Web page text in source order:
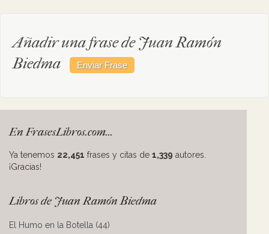
Añadir una frase de Juan Ramón
Biedma
En FrasesLibros.com...
Ya tenemos 22,451 frases y citas de 1,339 autores.
¡Gracias!
Libros de Juan Ramón Biedma
El Humo en la Botella (44)